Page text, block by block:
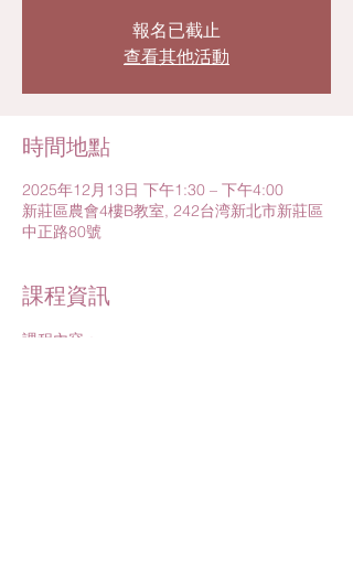
報名已截止
查看其他活動
時間地點
2025年12月13日 下午1:30 – 下午4:00
新莊區農會4樓B教室, 242台湾新北市新莊區
中正路80號
課程資訊
課程內容：